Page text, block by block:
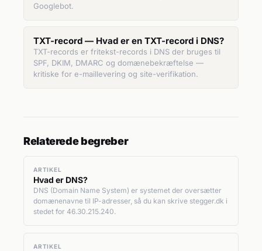
Googlebot.
TXT-record — Hvad er en TXT-record i DNS?
TXT-records er fritekst-records i DNS der bruges til
SPF, DKIM, DMARC og domænebekræftelse —
kritiske for e-maillevering og site-verifikation.
Relaterede begreber
ARTIKEL
Hvad er DNS?
DNS (Domain Name System) er systemet der oversætter
domænenavne til IP-adresser, så du kan skrive stegger.dk i
stedet for 46.30.215.240.
ARTIKEL